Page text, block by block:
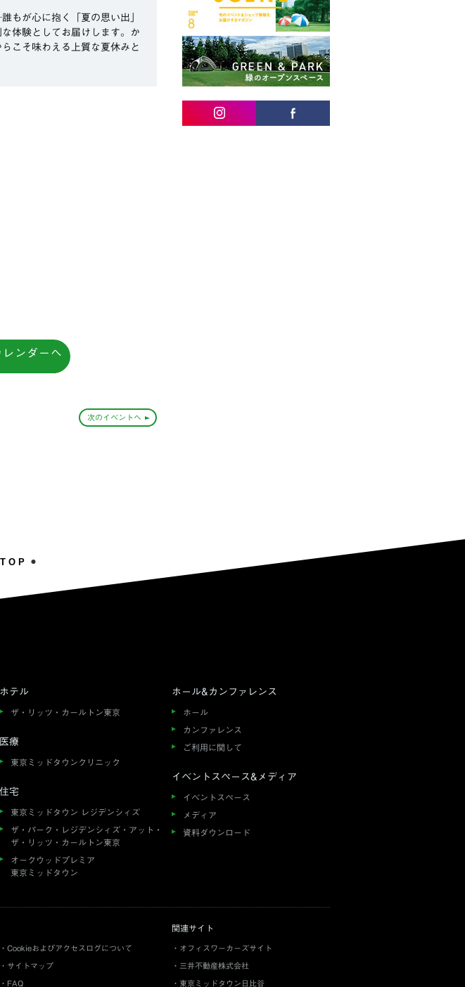
もが心に抱く「夏の思い出」
体験としてお届けします。か
こそ味わえる上質な夏休みと
ンダーへ
次のイベントへ
ホテル
ザ・リッツ・カールトン東京
医療
東京ミッドタウンクリニック
住宅
東京ミッドタウン レジデンシィズ
ザ・パーク・レジデンシィズ・アット・
ザ・リッツ・カールトン東京
オークウッドプレミア
東京ミッドタウン
ホール&カンファレンス
ホール
カンファレンス
ご利用に関して
イベントスペース&メディア
イベントスペース
メディア
資料ダウンロード
Cookieおよびアクセスログについて
サイトマップ
FAQ
関連サイト
オフィスワーカーズサイト
三井不動産株式会社
東京ミッドタウン日比谷